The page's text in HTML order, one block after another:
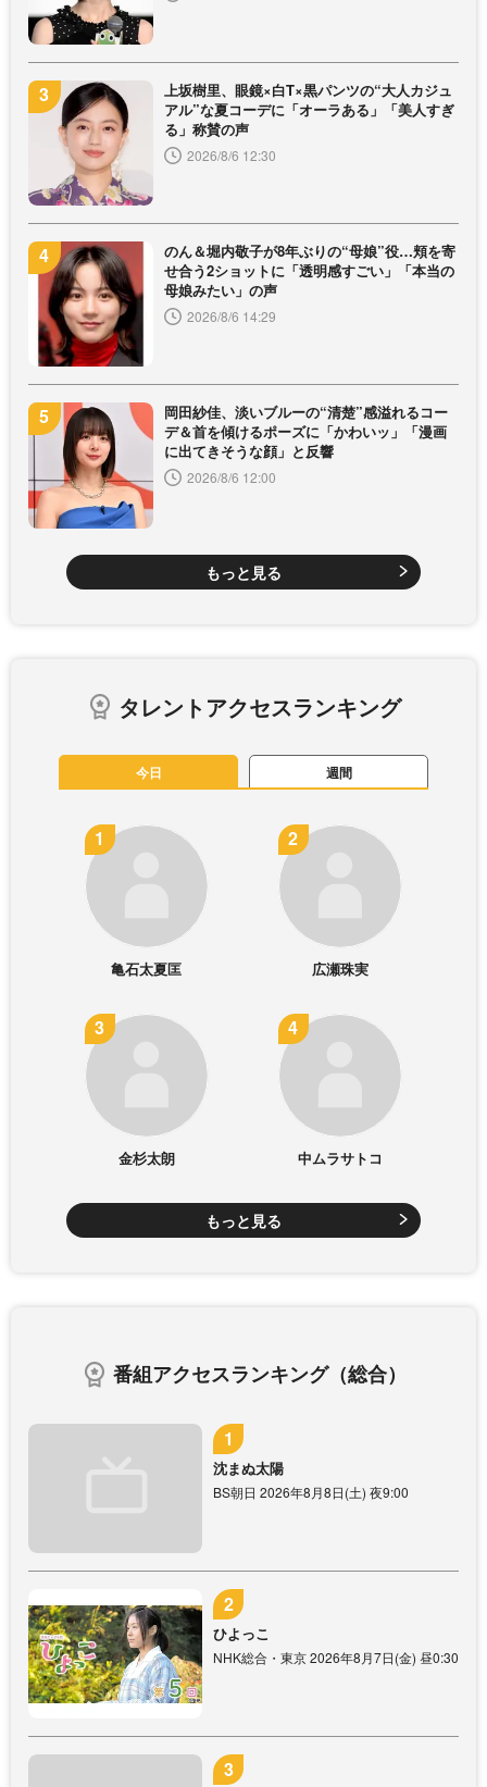
上坂樹里、眼鏡×白T×黒パンツの“大人カジュ
アル”な夏コーデに「オーラある」「美人すぎ
る」称賛の声
2026/8/6 12:30
のん＆堀内敬子が8年ぶりの“母娘”役…頬を寄
せ合う2ショットに「透明感すごい」「本当の
母娘みたい」の声
2026/8/6 14:29
岡田紗佳、淡いブルーの“清楚”感溢れるコー
デ＆首を傾けるポーズに「かわいッ」「漫画
に出てきそうな顔」と反響
2026/8/6 12:00
もっと見る
タレントアクセスランキング
今日 週間
亀石太夏匡 広瀬珠実
金杉太朗 中ムラサトコ
もっと見る
番組アクセスランキング（総合）
沈まぬ太陽
BS朝日 2026年8月8日(土) 夜9:00
ひよっこ
NHK総合・東京 2026年8月7日(金) 昼0:30